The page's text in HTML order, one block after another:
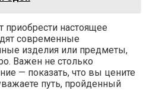
настоящее
современные
изделия или предметы,
Важен не столько
— показать, что вы цените
путь, пройденный